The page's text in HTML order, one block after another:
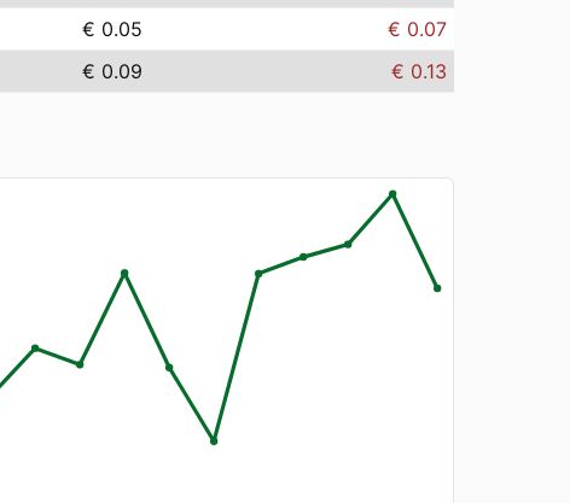
€ 0.05
€ 0.07
€ 0.09 € 0.13